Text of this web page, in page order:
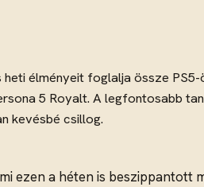
élményeit foglalja össze
5 Royalt. A legfontosabb
kevésbé csillog.
ezen a héten is beszippantott